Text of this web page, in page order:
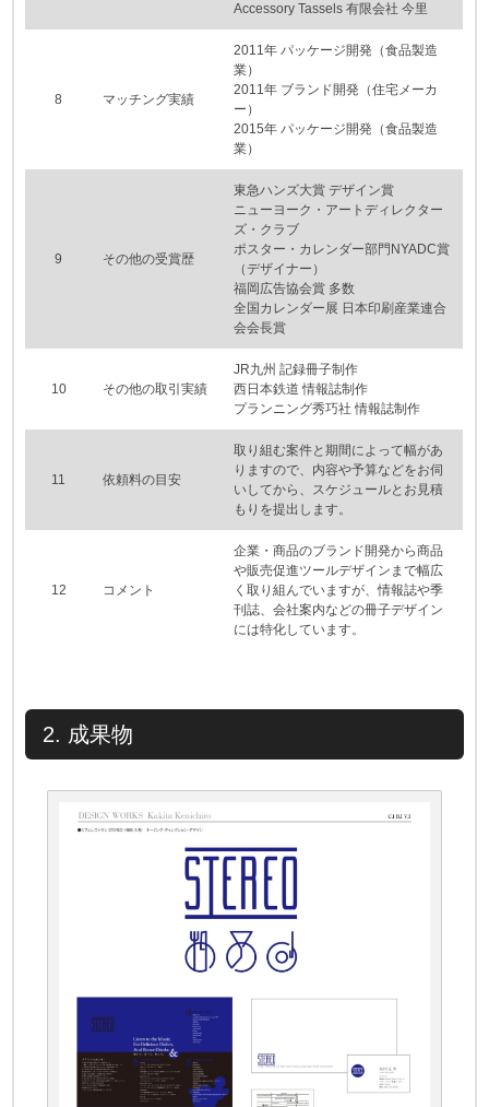
Accessory Tassels 有限会社 今里
8 マッチング実績
2011年 パッケージ開発（食品製造
業）
2011年 ブランド開発（住宅メーカ
ー）
2015年 パッケージ開発（食品製造
業）
9 その他の受賞歴
東急ハンズ大賞 デザイン賞
ニューヨーク・アートディレクター
ズ・クラブ
ポスター・カレンダー部門NYADC賞
（デザイナー）
福岡広告協会賞 多数
全国カレンダー展 日本印刷産業連合
会会長賞
10 その他の取引実績
JR九州 記録冊子制作
西日本鉄道 情報誌制作
プランニング秀巧社 情報誌制作
11 依頼料の目安
取り組む案件と期間によって幅があ
りますので、内容や予算などをお伺
いしてから、スケジュールとお見積
もりを提出します。
12 コメント
企業・商品のブランド開発から商品
や販売促進ツールデザインまで幅広
く取り組んでいますが、情報誌や季
刊誌、会社案内などの冊子デザイン
には特化しています。
2. 成果物